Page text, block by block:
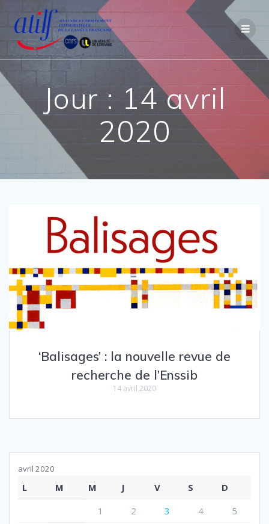
contenu
Jour :14 avril
2020
‘Balisages’ : la nouvelle revue de
recherche de l’Enssib
14 avril 2020
avril 2020
L M M J V S
D
1
2 3 4
5